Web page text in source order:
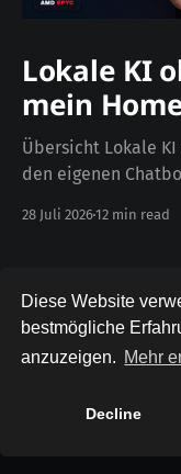
Diese Website
bestmögliche
anzuzeigen. Mehr
Decline
Lokale KI
mein
Übersicht Lokale KI wird immer interessanter, sei es für
den eigenen
Administration.
probieren wir
28 Juli 202612 min read